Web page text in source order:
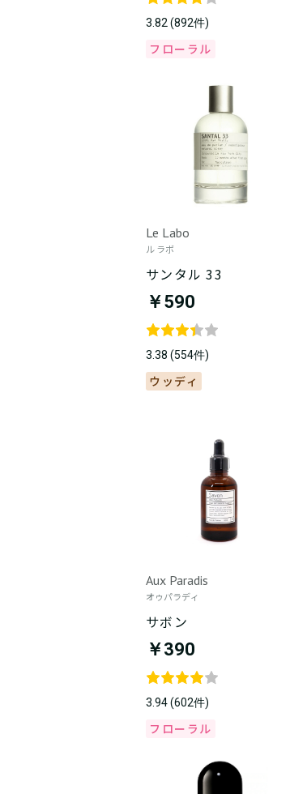
3.82 (892件)
フローラル
Le Labo
ル ラボ
サンタル 33
￥590
3.38 (554件)
ウッディ
Aux Paradis
オゥパラディ
サボン
￥390
3.94 (602件)
フローラル